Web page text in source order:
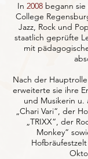
In 2008begann sie
College
Jazz, Rock und
staatlich geprüfte
mit
Nach der
erweiterte sie ihre
und Musikerin u.
„Chari Vari“, der
„TRIXX“, der
Monkey“